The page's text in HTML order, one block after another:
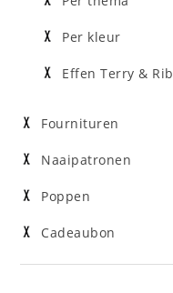
Per kleur
Effen Terry & Rib
Fournituren
Naaipatronen
Poppen
Cadeaubon